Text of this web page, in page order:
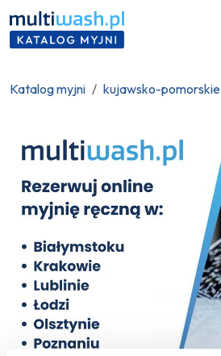
Katalog myjni kujawsko-pomorskie